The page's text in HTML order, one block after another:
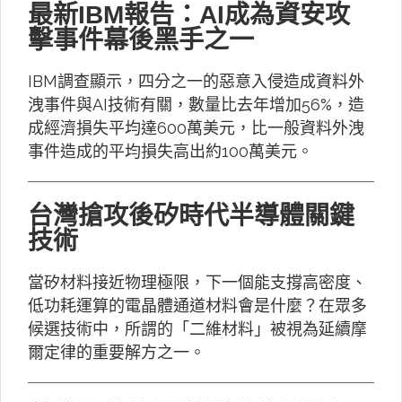
最新IBM報告：AI成為資安攻
擊事件幕後黑手之一
IBM調查顯示，四分之一的惡意入侵造成資料外
洩事件與AI技術有關，數量比去年增加56%，造
成經濟損失平均達600萬美元，比一般資料外洩
事件造成的平均損失高出約100萬美元。
台灣搶攻後矽時代半導體關鍵
技術
當矽材料接近物理極限，下一個能支撐高密度、
低功耗運算的電晶體通道材料會是什麼？在眾多
候選技術中，所謂的「二維材料」被視為延續摩
爾定律的重要解方之一。